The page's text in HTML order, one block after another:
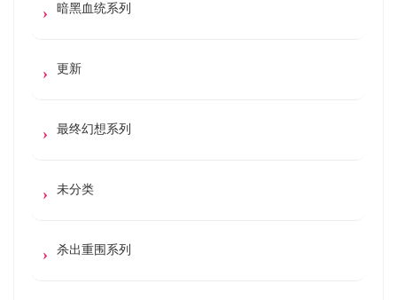
暗黑血统系列
更新
最终幻想系列
未分类
杀出重围系列